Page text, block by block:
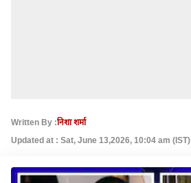
Written By :निशा शर्मा
Updated at : Sat, June 13,2026, 10:04 am (IST)